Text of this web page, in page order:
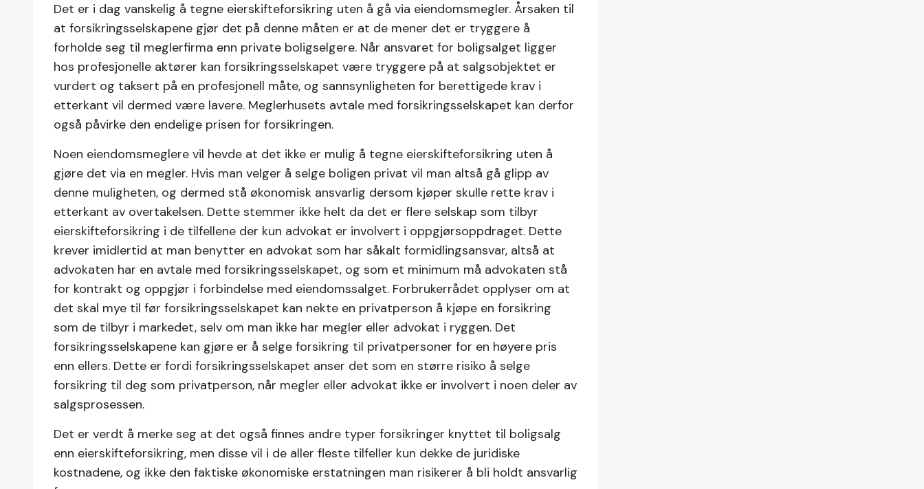
Det er i dag vanskelig å tegne eierskifteforsikring uten å gå via eiendomsmegler. Årsaken til
at forsikringsselskapene gjør det på denne måten er at de mener det er tryggere å
forholde seg til meglerfirma enn private boligselgere. Når ansvaret for boligsalget ligger
hos profesjonelle aktører kan forsikringsselskapet være tryggere på at salgsobjektet er
vurdert og taksert på en profesjonell måte, og sannsynligheten for berettigede krav i
etterkant vil dermed være lavere. Meglerhusets avtale med forsikringsselskapet kan derfor
også påvirke den endelige prisen for forsikringen.
Noen eiendomsmeglere vil hevde at det ikke er mulig å tegne eierskifteforsikring uten å
gjøre det via en megler. Hvis man velger å selge boligen privat vil man altså gå glipp av
denne muligheten, og dermed stå økonomisk ansvarlig dersom kjøper skulle rette krav i
etterkant av overtakelsen. Dette stemmer ikke helt da det er flere selskap som tilbyr
eierskifteforsikring i de tilfellene der kun advokat er involvert i oppgjørsoppdraget. Dette
krever imidlertid at man benytter en advokat som har såkalt formidlingsansvar, altså at
advokaten har en avtale med forsikringsselskapet, og som et minimum må advokaten stå
for kontrakt og oppgjør i forbindelse med eiendomssalget. Forbrukerrådet opplyser om at
det skal mye til før forsikringsselskapet kan nekte en privatperson å kjøpe en forsikring
som de tilbyr i markedet, selv om man ikke har megler eller advokat i ryggen. Det
forsikringsselskapene kan gjøre er å selge forsikring til privatpersoner for en høyere pris
enn ellers. Dette er fordi forsikringsselskapet anser det som en større risiko å selge
forsikring til deg som privatperson, når megler eller advokat ikke er involvert i noen deler av
salgsprosessen.
Det er verdt å merke seg at det også finnes andre typer forsikringer knyttet til boligsalg
enn eierskifteforsikring, men disse vil i de aller fleste tilfeller kun dekke de juridiske
kostnadene, og ikke den faktiske økonomiske erstatningen man risikerer å bli holdt ansvarlig